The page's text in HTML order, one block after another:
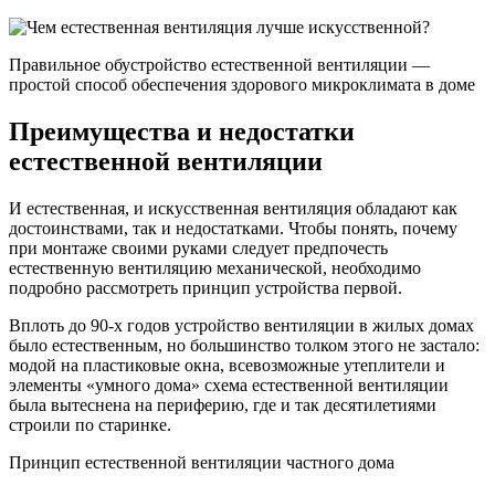
Правильное обустройство естественной вентиляции —
простой способ обеспечения здорового микроклимата в доме
Преимущества и недостатки
естественной вентиляции
И естественная, и искусственная вентиляция обладают как
достоинствами, так и недостатками. Чтобы понять, почему
при монтаже своими руками следует предпочесть
естественную вентиляцию механической, необходимо
подробно рассмотреть принцип устройства первой.
Вплоть до 90-х годов устройство вентиляции в жилых домах
было естественным, но большинство толком этого не застало:
модой на пластиковые окна, всевозможные утеплители и
элементы «умного дома» схема естественной вентиляции
была вытеснена на периферию, где и так десятилетиями
строили по старинке.
Принцип естественной вентиляции частного дома